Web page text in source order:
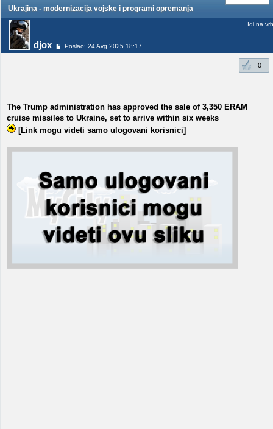
Ukrajina - modernizacija vojske i programi opremanja
djox Poslao: 24 Avg 2025 18:17
Idi na vrh
0
The Trump administration has approved the sale of 3,350 ERAM
cruise missiles to Ukraine, set to arrive within six weeks
[Link mogu videti samo ulogovani korisnici]